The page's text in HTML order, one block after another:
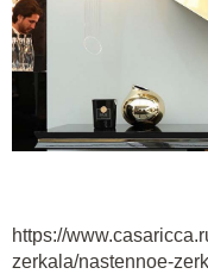
https://
zerkala/nastennoe-